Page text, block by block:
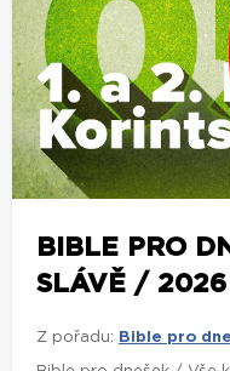
BIBLE PRO
SLÁVĚ /
Z pořadu: Bible pro